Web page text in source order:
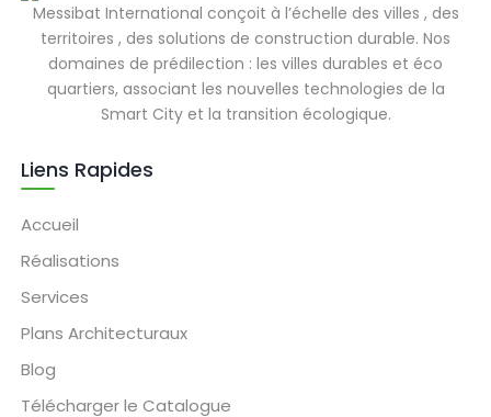
Messibat International conçoit à l’échelle des villes , des
territoires , des solutions de construction durable. Nos
domaines de prédilection : les villes durables et éco
quartiers, associant les nouvelles technologies de la
Smart City et la transition écologique.
Liens Rapides
Accueil
Réalisations
Services
Plans Architecturaux
Blog
Télécharger le Catalogue